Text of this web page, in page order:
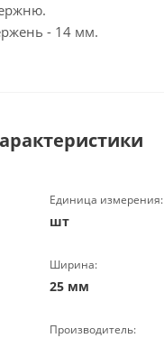
- 14 мм.
Единица измерения:
шт
Ширина:
25 мм
Производитель: